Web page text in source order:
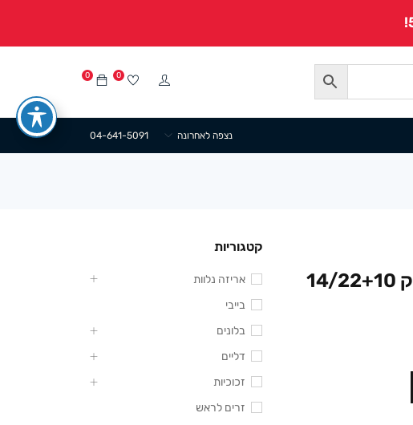
0 0
04-641-5091 נצפה לאחרונה
שקית קרטון עם ידיות פלסטיק 14/22+10
קטגוריות
אריזה נלוות
בייבי
בלונים
דליים
זכוכיות
זרים לראש